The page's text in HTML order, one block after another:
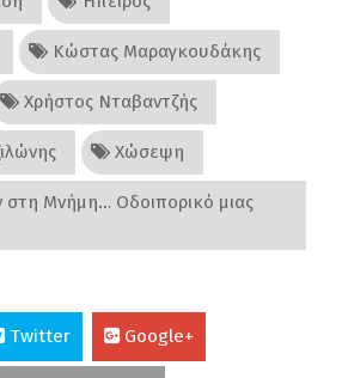
Κώστας Μαραγκουδάκης
Χρήστος Νταβαντζής
Χώσεψη
στη Μνήμη… Οδοιπορικό μιας
Twitter Google+